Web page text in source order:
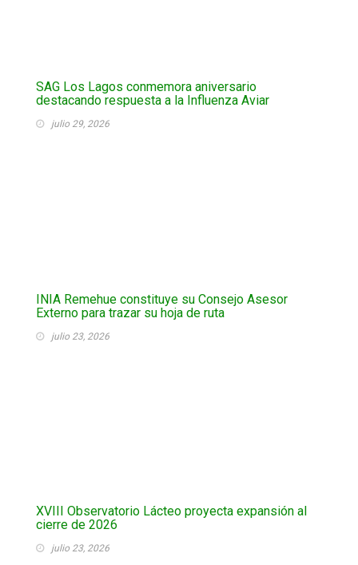
SAG Los Lagos conmemora aniversario
destacando respuesta a la Influenza Aviar
julio 29, 2026
INIA Remehue constituye su Consejo Asesor
Externo para trazar su hoja de ruta
julio 23, 2026
XVIII Observatorio Lácteo proyecta expansión al
cierre de 2026
julio 23, 2026